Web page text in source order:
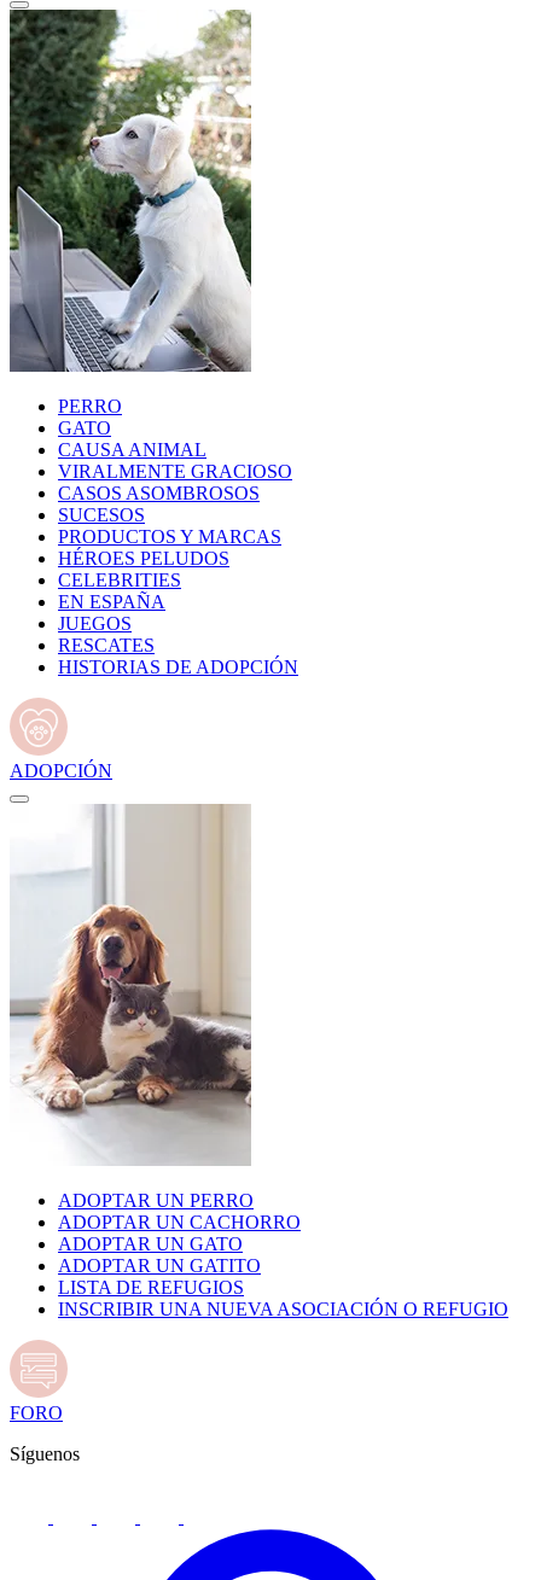
PERRO
GATO
CAUSA ANIMAL
VIRALMENTE GRACIOSO
CASOS ASOMBROSOS
SUCESOS
PRODUCTOS Y MARCAS
HÉROES PELUDOS
CELEBRITIES
EN ESPAÑA
JUEGOS
RESCATES
HISTORIAS DE ADOPCIÓN
ADOPCIÓN
ADOPTAR UN PERRO
ADOPTAR UN CACHORRO
ADOPTAR UN GATO
ADOPTAR UN GATITO
LISTA DE REFUGIOS
INSCRIBIR UNA NUEVA ASOCIACIÓN O REFUGIO
FORO
Síguenos